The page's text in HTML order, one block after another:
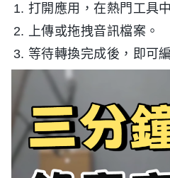
打開應用，在熱門工具
上傳或拖拽音訊檔案。
等待轉換完成後，即可